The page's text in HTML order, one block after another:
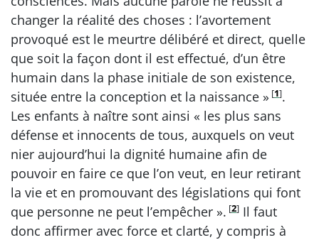
changer la réalité des choses : l’avortement
provoqué est le meurtre délibéré et direct, quelle
que soit la façon dont il est effectué, d’un être
humain dans la phase initiale de son existence,
située entre la conception et la naissance » [1].
Les enfants à naître sont ainsi « les plus sans
défense et innocents de tous, auxquels on veut
nier aujourd’hui la dignité humaine afin de
pouvoir en faire ce que l’on veut, en leur retirant
la vie et en promouvant des législations qui font
que personne ne peut l’empêcher ». [2] Il faut
donc affirmer avec force et clarté, y compris à